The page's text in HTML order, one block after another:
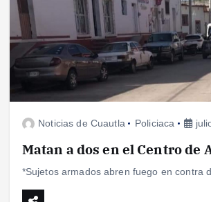
Noticias de Cuautla Policiaca
Matan a dos en el Centro de
*Sujetos armados abren fuego en contra